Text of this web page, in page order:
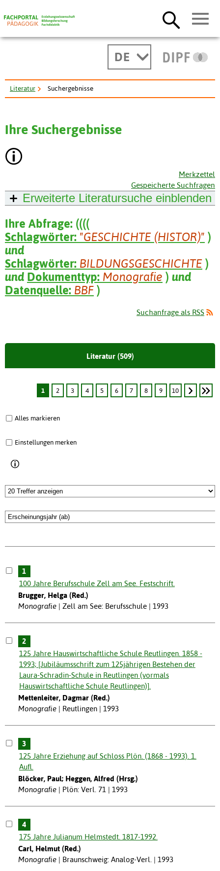
DE
Literatur Suchergebnisse
Ihre Suchergebnisse
Merkzettel
Gespeicherte Suchfragen
Erweiterte Literatursuche einblenden
Ihre Abfrage: ((((
Schlagwörter: "GESCHICHTE (HISTOR)" )
und
Schlagwörter: BILDUNGSGESCHICHTE )
und Dokumenttyp: Monografie ) und
Datenquelle: BBF )
Suchanfrage als RSS
Literatur (509)
1 2 3 4 5 6 7 8 9 10
Alles markieren
Einstellungen merken
1
100 Jahre Berufsschule Zell am See. Festschrift.
Brugger, Helga (Red.)
Monografie
Zell am See: Berufsschule | 1993
2
125 Jahre Hauswirtschaftliche Schule Reutlingen. 1858 -
1993; [Jubiläumsschrift zum 125jährigen Bestehen der
Laura-Schradin-Schule in Reutlingen (vormals
Hauswirtschaftliche Schule Reutlingen)].
Mettenleiter, Dagmar (Red.)
Monografie
Reutlingen | 1993
3
125 Jahre Erziehung auf Schloss Plön. (1868 - 1993). 1.
Aufl.
Blöcker, Paul; Heggen, Alfred (Hrsg.)
Monografie
Plön: Verl. 71 | 1993
4
175 Jahre Julianum Helmstedt. 1817-1992.
Carl, Helmut (Red.)
Monografie
Braunschweig: Analog-Verl. | 1993